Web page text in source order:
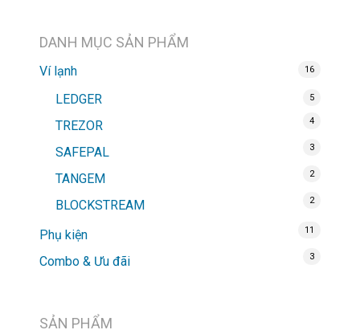
DANH MỤC SẢN PHẨM
Ví lạnh 16
LEDGER 5
TREZOR 4
SAFEPAL 3
TANGEM 2
BLOCKSTREAM 2
Phụ kiện 11
Combo & Ưu đãi 3
SẢN PHẨM